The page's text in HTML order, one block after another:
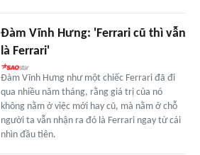
Đàm Vĩnh Hưng: 'Ferrari cũ thì vẫn
là Ferrari'
Đàm Vĩnh Hưng như một chiếc Ferrari đã đi
qua nhiều năm tháng, rằng giá trị của nó
không nằm ở việc mới hay cũ, mà nằm ở chỗ
người ta vẫn nhận ra đó là Ferrari ngay từ cái
nhìn đầu tiên.